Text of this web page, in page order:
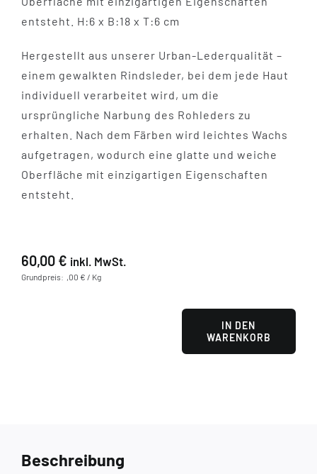
entsteht. H:6 x B:18 x T:6 cm
Hergestellt aus unserer Urban-Lederqualität –
einem gewalkten Rindsleder, bei dem jede Haut
individuell verarbeitet wird, um die
ursprüngliche Narbung des Rohleders zu
erhalten. Nach dem Färben wird leichtes Wachs
aufgetragen, wodurch eine glatte und weiche
Oberfläche mit einzigartigen Eigenschaften
entsteht.
60,00 € inkl. MwSt.
Grundpreis: ,00 € / Kg
IN DEN
WARENKORB
Beschreibung